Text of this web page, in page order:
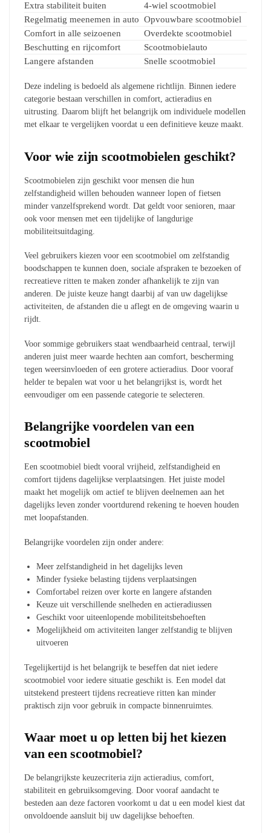
Extra stabiliteit buiten
4-wiel scootmobiel
Regelmatig meenemen in auto Opvouwbare scootmobiel
Comfort in alle seizoenen
Overdekte scootmobiel
Beschutting en rijcomfort
Scootmobielauto
Langere afstanden
Snelle scootmobiel
Deze indeling is bedoeld als algemene richtlijn. Binnen iedere
categorie bestaan verschillen in comfort, actieradius en
uitrusting. Daarom blijft het belangrijk om individuele modellen
met elkaar te vergelijken voordat u een definitieve keuze maakt.
Voor wie zijn scootmobielen geschikt?
Scootmobielen zijn geschikt voor mensen die hun
zelfstandigheid willen behouden wanneer lopen of fietsen
minder vanzelfsprekend wordt. Dat geldt voor senioren, maar
ook voor mensen met een tijdelijke of langdurige
mobiliteitsuitdaging.
Veel gebruikers kiezen voor een scootmobiel om zelfstandig
boodschappen te kunnen doen, sociale afspraken te bezoeken of
recreatieve ritten te maken zonder afhankelijk te zijn van
anderen. De juiste keuze hangt daarbij af van uw dagelijkse
activiteiten, de afstanden die u aflegt en de omgeving waarin u
rijdt.
Voor sommige gebruikers staat wendbaarheid centraal, terwijl
anderen juist meer waarde hechten aan comfort, bescherming
tegen weersinvloeden of een grotere actieradius. Door vooraf
helder te bepalen wat voor u het belangrijkst is, wordt het
eenvoudiger om een passende categorie te selecteren.
Belangrijke voordelen van een
scootmobiel
Een scootmobiel biedt vooral vrijheid, zelfstandigheid en
comfort tijdens dagelijkse verplaatsingen. Het juiste model
maakt het mogelijk om actief te blijven deelnemen aan het
dagelijks leven zonder voortdurend rekening te hoeven houden
met loopafstanden.
Belangrijke voordelen zijn onder andere:
Meer zelfstandigheid in het dagelijks leven
Minder fysieke belasting tijdens verplaatsingen
Comfortabel reizen over korte en langere afstanden
Keuze uit verschillende snelheden en actieradiussen
Geschikt voor uiteenlopende mobiliteitsbehoeften
Mogelijkheid om activiteiten langer zelfstandig te blijven
uitvoeren
Tegelijkertijd is het belangrijk te beseffen dat niet iedere
scootmobiel voor iedere situatie geschikt is. Een model dat
uitstekend presteert tijdens recreatieve ritten kan minder
praktisch zijn voor gebruik in compacte binnenruimtes.
Waar moet u op letten bij het kiezen
van een scootmobiel?
De belangrijkste keuzecriteria zijn actieradius, comfort,
stabiliteit en gebruiksomgeving. Door vooraf aandacht te
besteden aan deze factoren voorkomt u dat u een model kiest dat
onvoldoende aansluit bij uw dagelijkse behoeften.